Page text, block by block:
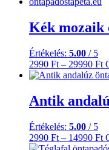
Kék mozaik
Értékelés: 5.00 / 5
2990 Ft – 29990 Ft
Antik
Értékelés: 5.00 / 5
2990 Ft – 14990 Ft